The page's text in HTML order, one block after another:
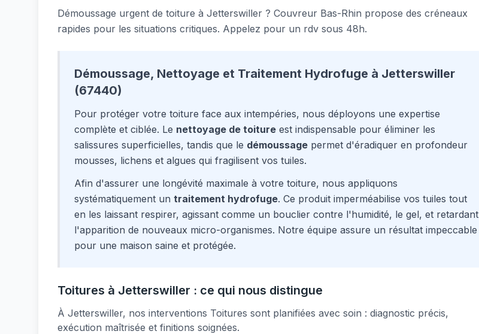
Démoussage urgent de toiture à Jetterswiller ? Couvreur Bas-Rhin propose des créneaux
rapides pour les situations critiques. Appelez pour un rdv sous 48h.
Démoussage, Nettoyage et Traitement Hydrofuge à Jetterswiller
(67440)
Pour protéger votre toiture face aux intempéries, nous déployons une expertise
complète et ciblée. Le nettoyage de toiture est indispensable pour éliminer les
salissures superficielles, tandis que le démoussage permet d'éradiquer en profondeur
mousses, lichens et algues qui fragilisent vos tuiles.
Afin d'assurer une longévité maximale à votre toiture, nous appliquons
systématiquement un traitement hydrofuge. Ce produit imperméabilise vos tuiles tout
en les laissant respirer, agissant comme un bouclier contre l'humidité, le gel, et retardant
l'apparition de nouveaux micro-organismes. Notre équipe assure un résultat impeccable
pour une maison saine et protégée.
Toitures à Jetterswiller : ce qui nous distingue
À Jetterswiller, nos interventions Toitures sont planifiées avec soin : diagnostic précis,
exécution maîtrisée et finitions soignées.